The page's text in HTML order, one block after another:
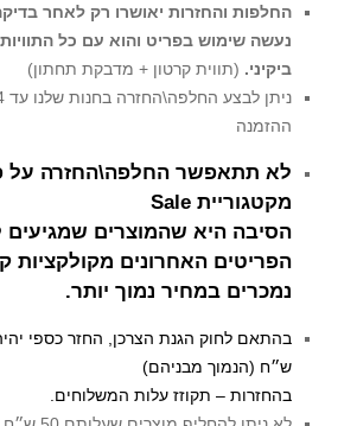
החלפות והחזרות יאושרו רק לאחר בדיקה
נעשה שימוש בפריט והוא עם כל
ביקיני. (תווית קרטון + מדבקת תחתון)
ההזמנה
לא תתאפשר החלפה\החזרה על
מקטגוריית Sale
הסיבה היא שהמוצרים שמגיעים
הפריטים האחרונים מקולקציות
נמכרים במחיר נמוך יותר.
ש״ח (הנמוך מבניהם)
בהחזרות – תקוזז עלות המשלוחים.